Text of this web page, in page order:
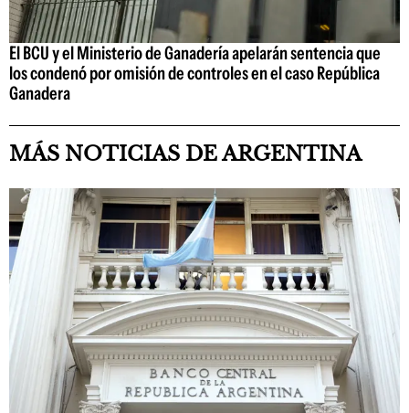
El BCU y el Ministerio de Ganadería apelarán sentencia que
los condenó por omisión de controles en el caso República
Ganadera
MÁS NOTICIAS DE ARGENTINA